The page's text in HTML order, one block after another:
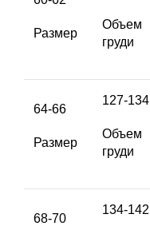
Размер
Объем
груди
64-66
Размер
127-134
Объем
груди
68-70
134-142